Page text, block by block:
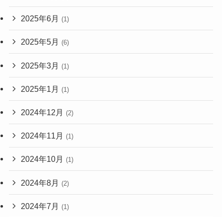
2025年6月 (1)
2025年5月 (6)
2025年3月 (1)
2025年1月 (1)
2024年12月 (2)
2024年11月 (1)
2024年10月 (1)
2024年8月 (2)
2024年7月 (1)